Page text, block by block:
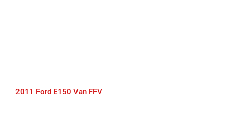
2011 Ford E150 Van FFV